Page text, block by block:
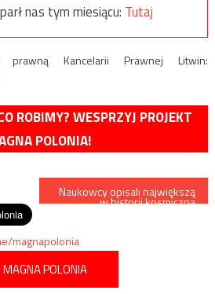
nas tym miesiącu: Tutaj
prawną Kancelarii Prawnej Litwin:
ROBIMY? WESPRZYJ PROJEKT
POLONIA!
Naukowcy opisali największą
w historii kosmiczną
magnapolonia
MAGNA POLONIA